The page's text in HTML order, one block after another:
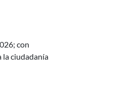
con
la ciudadanía